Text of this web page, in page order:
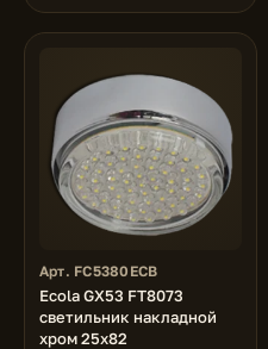
Арт. FC5380ECB
Ecola GX53 FT8073
светильник накладной
хром 25x82